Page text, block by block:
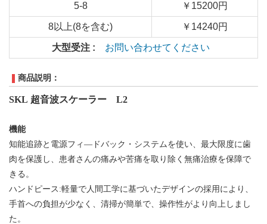
5-8 ￥15200円
8以上(8を含む) ￥14240円
大型受注 : お問い合わせてください
商品説明：
SKL 超音波スケーラー L2
機能
知能追跡と電源フィ―ドバック・システムを使い、最大限度に歯
肉を保護し、患者さんの痛みや苦痛を取り除く無痛治療を保障で
きる。
ハンドピース:軽量で人間工学に基づいたデザインの採用により、
手首への負担が少なく、清掃が簡単で、操作性がより向上しまし
た。